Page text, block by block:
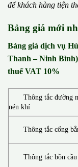
đểkhách hàng tiện
Bảng giá mới
Bảng giá dịch vụ
Thanh – Ninh
thuế VAT 10%
Thông tắc đường
nén khí
Thông tắc cống
Thông tắc bồn